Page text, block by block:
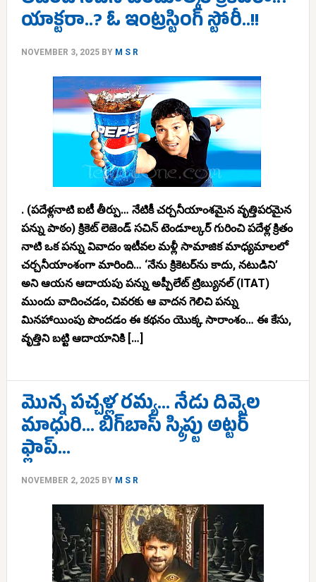
యాక్టరా..? ఓ ఇంట్రస్టింగ్ స్టోరీ..!!
NOVEMBER 3, 2025BY M S R
. (పదేళ్లనాటి ఐటీ తీర్పు… నేటికీ చర్చనీయాంశమైన వృత్తిపరమైన
పన్ను పాఠం) క్రికెట్ లెజెండ్ సచిన్ టెండూల్కర్ గురించి పదేళ్ల క్రితం
నాటి ఒక పన్ను వివాదం ఇటీవల మళ్లీ సామాజిక మాధ్యమాలలో
చర్చనీయాంశంగా మారింది… ‘నేను క్రికెటర్‌ను కాదు, నటుడిని’
అని ఆయన ఆదాయపు పన్ను అప్పీలేట్ ట్రిబ్యునల్ (ITAT)
ముందు వాదించడం, చివరకు ఆ వాదన గెలిచి పన్ను
మినహాయింపు పొందడం ఈ కథనం యొక్క సారాంశం… ఈ కేసు,
వృత్తిని బట్టి ఆదాయానికి […]
మొన్న పచ్చళ్ల రమ్య… నేడు దివ్వెల
మాధురి… బిగ్‌బాస్ స్క్రిప్టు అట్టర్
ఫ్లాప్…
NOVEMBER 2, 2025BY M S R